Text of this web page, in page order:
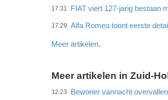
17:31 FIAT viert 127-jarig bestaan
17:29 Alfa Romeo toont eerste
Meer artikelen..
Meer artikelen in Zuid-
12:23 Bewoner vannacht